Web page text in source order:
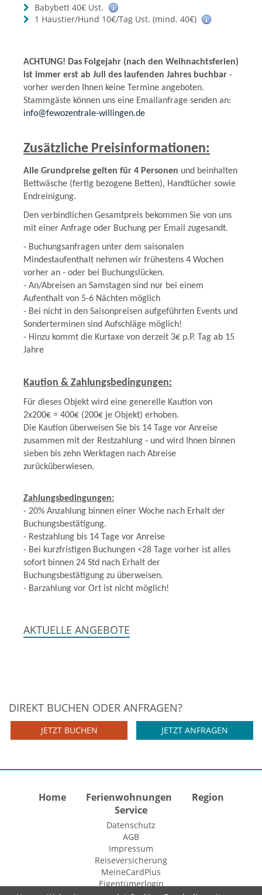
Babybett 40€ Ust.
1 Haustier/Hund 10€/Tag Ust. (mind. 40€)
ACHTUNG! Das Folgejahr (nach den Weihnachtsferien)
ist immer erst ab Juli des laufenden Jahres buchbar -
vorher werden Ihnen keine Termine angeboten.
Stammgäste können uns eine Emailanfrage senden an:
info@fewozentrale-willingen.de
Zusätzliche Preisinformationen:
Alle Grundpreise gelten für 4 Personen und beinhalten
Bettwäsche (fertig bezogene Betten), Handtücher sowie
Endreinigung.
Den verbindlichen Gesamtpreis bekommen Sie von uns
mit einer Anfrage oder Buchung per Email zugesandt.
- Buchungsanfragen unter dem saisonalen
Mindestaufenthalt nehmen wir frühestens 4 Wochen
vorher an - oder bei Buchungslücken.
- An/Abreisen an Samstagen sind nur bei einem
Aufenthalt von 5-6 Nächten möglich
- Bei nicht in den Saisonpreisen aufgeführten Events und
Sonderterminen sind Aufschläge möglich!
- Hinzu kommt die Kurtaxe von derzeit 3€ p.P. Tag ab 15
Jahre
Kaution & Zahlungsbedingungen:
Für dieses Objekt wird eine generelle Kaution von
2x200€ = 400€ (200€ je Objekt) erhoben.
Die Kaution überweisen Sie bis 14 Tage vor Anreise
zusammen mit der Restzahlung - und wird Ihnen binnen
sieben bis zehn Werktagen nach Abreise
zurücküberwiesen.
Zahlungsbedingungen:
- 20% Anzahlung binnen einer Woche nach Erhalt der
Buchungsbestätigung.
- Restzahlung bis 14 Tage vor Anreise
- Bei kurzfristigen Buchungen <28 Tage vorher ist alles
sofort binnen 24 Std nach Erhalt der
Buchungsbestätigung zu überweisen.
- Barzahlung vor Ort ist nicht möglich!
AKTUELLE ANGEBOTE
DIREKT BUCHEN ODER ANFRAGEN?
JETZT ANFRAGEN
JETZT BUCHEN
Home Ferienwohnungen
Region
Service
Datenschutz
AGB
Impressum
Reiseversicherung
MeineCardPlus
Eigentümerlogin